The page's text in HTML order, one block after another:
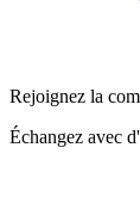
Rejoignez la
Échangez avec